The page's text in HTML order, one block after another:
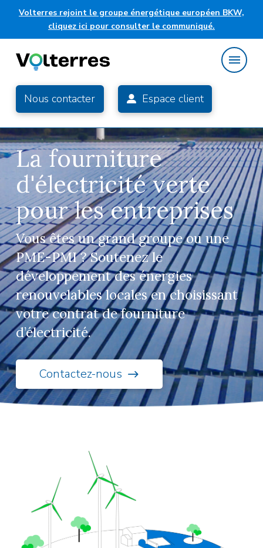
Volterres rejoint le groupe énergétique européen BKW,
cliquez ici pour consulter le communiqué.
Nous contacter Espace client
La fourniture
d'électricité verte
pour les entreprises
Vous êtes un grand groupe ou une
PME-PMI ? Soutenez le
développement des énergies
renouvelables locales en choisissant
votre contrat de fourniture
d’électricité.
Contactez-nous